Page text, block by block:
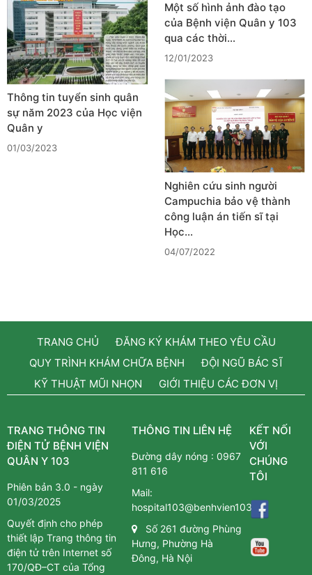
Thông tin tuyển sinh quân
sự năm 2023 của Học viện
Quân y
01/03/2023
Một số hình ảnh đào tạo
của Bệnh viện Quân y 103
qua các thời…
12/01/2023
Nghiên cứu sinh người
Campuchia bảo vệ thành
công luận án tiến sĩ tại
Học…
04/07/2022
TRANG CHỦ
ĐĂNG KÝ KHÁM THEO YÊU CẦU
QUY TRÌNH KHÁM CHỮA BỆNH
ĐỘI NGŨ BÁC SĨ
KỸ THUẬT MŨI NHỌN
GIỚI THIỆU CÁC ĐƠN VỊ
TRANG THÔNG TIN
ĐIỆN TỬ BỆNH VIỆN
QUÂN Y 103
Phiên bản 3.0 - ngày
01/03/2025
Quyết định cho phép
thiết lập Trang thông tin
điện tử trên Internet số
170/QĐ–CT của Tổng
THÔNG TIN LIÊN HỆ
Đường dây nóng :0967
811 616
Mail:
hospital103@benhvien103.vn
Số 261 đường Phùng
Hưng, Phường Hà
Đông, Hà Nội
KẾT NỐI
VỚI
CHÚNG
TÔI